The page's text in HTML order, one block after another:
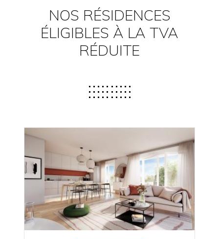
NOS RÉSIDENCES
ÉLIGIBLES À LA TVA
RÉDUITE